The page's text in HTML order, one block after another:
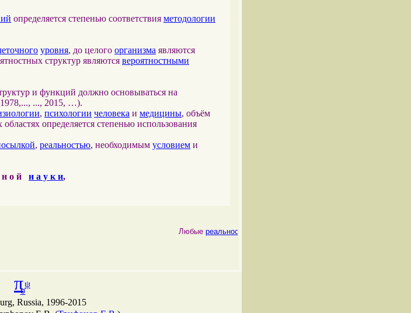
определяется степенью соответствия методологии
уровня, до целого организма являются
структур являются вероятностными
и функций должно основываться на
..., 2015, …).
, психологии человека и медицины, объём
областях определяется степенью использования
, реальностью, необходимым условием и
н о й н а у к и,
Любыереальности
πψ
σ
Russia, 1996-2015